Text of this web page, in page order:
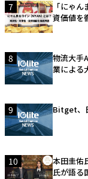
7
「にゃ
資価値を
8
物流大手
業による
9 Bitget、
10
本田圭佑
氏が語る